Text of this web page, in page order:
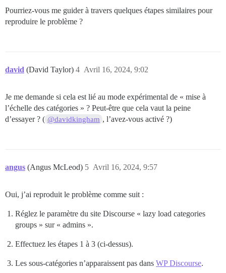
Pourriez-vous me guider à travers quelques étapes similaires pour
reproduire le problème ?
david (David Taylor) Avril 16, 2024, 9:02
4
Je me demande si cela est lié au mode expérimental de « mise à
l’échelle des catégories » ? Peut-être que cela vaut la peine
d’essayer ? ( @davidkingham , l’avez-vous activé ?)
angus (Angus McLeod) Avril 16, 2024, 9:57
5
Oui, j’ai reproduit le problème comme suit :
Réglez le paramètre du site Discourse « lazy load categories
groups » sur « admins ».
Effectuez les étapes 1 à 3 (ci-dessus).
Les sous-catégories n’apparaissent pas dans WP Discourse.